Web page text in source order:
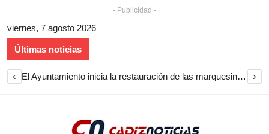
- Publicidad -
viernes, 7 agosto 2026
Últimas noticias
‹ El Ayuntamiento inicia la restauración de las marquesinas de Plaza Esteve para volver a instalarlas en el centro de Jerez ›